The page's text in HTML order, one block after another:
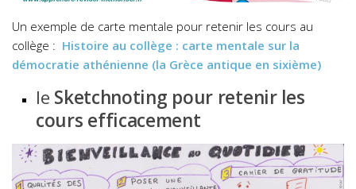
Un exemple de carte mentale pour retenir les cours au
collège : Histoire au collège : carte mentale sur la
démocratie athénienne (la Grèce antique en sixième)
le Sketchnoting pour retenir les
cours efficacement